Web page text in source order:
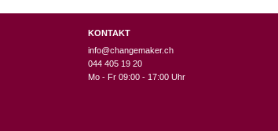
KONTAKT
info@changemaker.ch
044 405 19 20
Mo - Fr 09:00 - 17:00 Uhr